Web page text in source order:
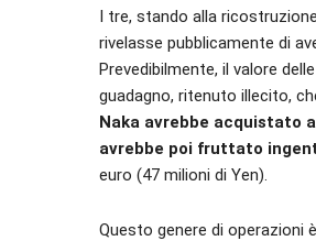
I tre, stando alla
rivelasse pubblicamente di
Prevedibilmente, il valore
guadagno, ritenuto illecito,
Naka avrebbe acquistato
avrebbe poi fruttato
euro (47 milioni di Yen).
Questo genere di operazioni